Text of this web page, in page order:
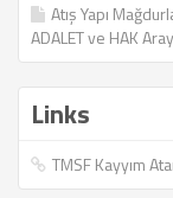
Atış Yapı
ADALET ve HAK
Links
TMSF Kayyım